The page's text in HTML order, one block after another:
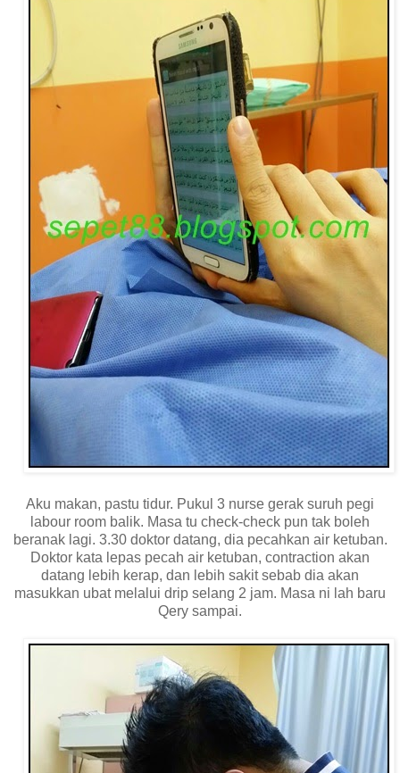
Aku makan, pastu tidur. Pukul 3 nurse gerak suruh pegi
labour room balik. Masa tu check-check pun tak boleh
beranak lagi. 3.30 doktor datang, dia pecahkan air ketuban.
Doktor kata lepas pecah air ketuban, contraction akan
datang lebih kerap, dan lebih sakit sebab dia akan
masukkan ubat melalui drip selang 2 jam. Masa ni lah baru
Qery sampai.